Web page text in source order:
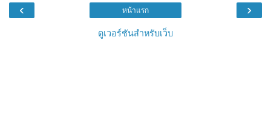
‹ ›
หน้าแรก
ดูเวอร์ชันสำหรับเว็บ